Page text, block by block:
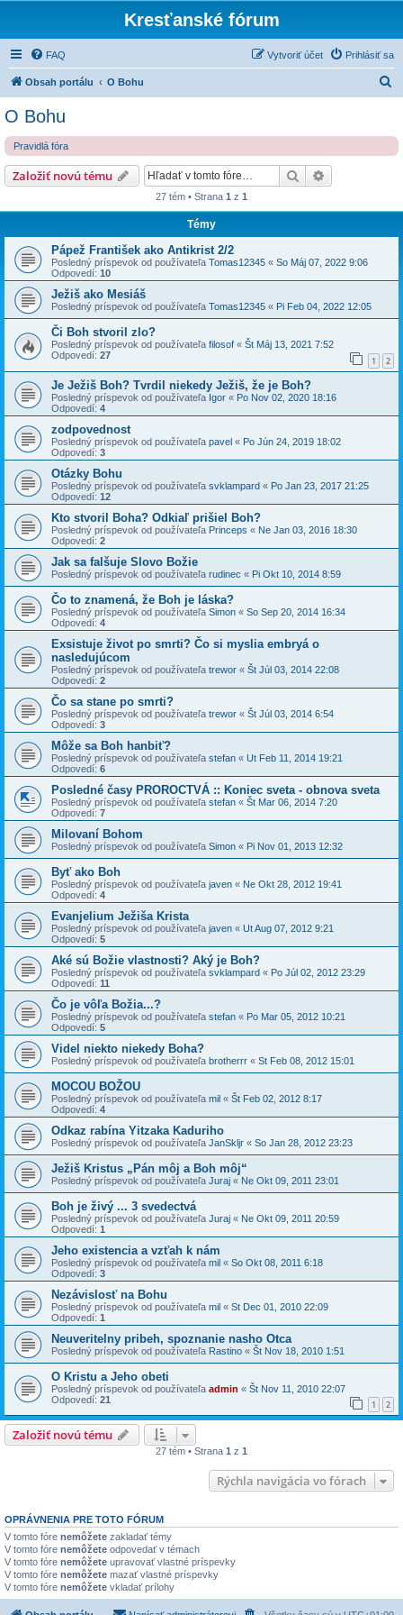
Kresťanské fórum
FAQ Prihlásiť sa
Vytvoriť účet
Obsah portálu O Bohu
O Bohu
Pravidlá fóra
Založiť novú tému Hľadať
27 tém • Strana 1 z 1
Témy
Pápež František ako Antikrist 2/2
Posledný príspevok od používateľa Tomas12345 « So Máj 07, 2022 9:06
Odpovedí: 10
Ježiš ako Mesiáš
Posledný príspevok od používateľa Tomas12345 « Pi Feb 04, 2022 12:05
Či Boh stvoril zlo?
Posledný príspevok od používateľa filosof « Št Máj 13, 2021 7:52
Odpovedí: 27 1 2
Je Ježiš Boh? Tvrdil niekedy Ježiš, že je Boh?
Posledný príspevok od používateľa Igor « Po Nov 02, 2020 18:16
Odpovedí: 4
zodpovednost
Posledný príspevok od používateľa pavel « Po Jún 24, 2019 18:02
Odpovedí: 3
Otázky Bohu
Posledný príspevok od používateľa svklampard « Po Jan 23, 2017 21:25
Odpovedí: 12
Kto stvoril Boha? Odkiaľ prišiel Boh?
Posledný príspevok od používateľa Princeps « Ne Jan 03, 2016 18:30
Odpovedí: 2
Jak sa falšuje Slovo Božie
Posledný príspevok od používateľa rudinec « Pi Okt 10, 2014 8:59
Čo to znamená, že Boh je láska?
Posledný príspevok od používateľa Simon « So Sep 20, 2014 16:34
Odpovedí: 4
Exsistuje život po smrti? Čo si myslia embryá o
nasledujúcom
Posledný príspevok od používateľa trewor « Št Júl 03, 2014 22:08
Odpovedí: 2
Čo sa stane po smrti?
Posledný príspevok od používateľa trewor « Št Júl 03, 2014 6:54
Odpovedí: 3
Môže sa Boh hanbiť?
Posledný príspevok od používateľa stefan « Ut Feb 11, 2014 19:21
Odpovedí: 6
Posledné časy PROROCTVÁ :: Koniec sveta - obnova sveta
Posledný príspevok od používateľa stefan « Št Mar 06, 2014 7:20
Odpovedí: 7
Milovaní Bohom
Posledný príspevok od používateľa Simon « Pi Nov 01, 2013 12:32
Byť ako Boh
Posledný príspevok od používateľa javen « Ne Okt 28, 2012 19:41
Odpovedí: 4
Evanjelium Ježiša Krista
Posledný príspevok od používateľa javen « Ut Aug 07, 2012 9:21
Odpovedí: 5
Aké sú Božie vlastnosti? Aký je Boh?
Posledný príspevok od používateľa svklampard « Po Júl 02, 2012 23:29
Odpovedí: 11
Čo je vôľa Božia...?
Posledný príspevok od používateľa stefan « Po Mar 05, 2012 10:21
Odpovedí: 5
Videl niekto niekedy Boha?
Posledný príspevok od používateľa brotherrr « St Feb 08, 2012 15:01
MOCOU BOŽOU
Posledný príspevok od používateľa mil « Št Feb 02, 2012 8:17
Odpovedí: 4
Odkaz rabína Yitzaka Kaduriho
Posledný príspevok od používateľa JanSkljr « So Jan 28, 2012 23:23
Ježiš Kristus „Pán môj a Boh môj“
Posledný príspevok od používateľa Juraj « Ne Okt 09, 2011 23:01
Boh je živý ... 3 svedectvá
Posledný príspevok od používateľa Juraj « Ne Okt 09, 2011 20:59
Odpovedí: 1
Jeho existencia a vzťah k nám
Posledný príspevok od používateľa mil « So Okt 08, 2011 6:18
Odpovedí: 3
Nezávislosť na Bohu
Posledný príspevok od používateľa mil « St Dec 01, 2010 22:09
Odpovedí: 1
Neuveritelny pribeh, spoznanie nasho Otca
Posledný príspevok od používateľa Rastino « Št Nov 18, 2010 1:51
O Kristu a Jeho obeti
Posledný príspevok od používateľa admin « Št Nov 11, 2010 22:07
Odpovedí: 21 1 2
Založiť novú tému
27 tém • Strana 1 z 1
Rýchla navigácia vo fórach
OPRÁVNENIA PRE TOTO FÓRUM
V tomto fóre nemôžete zakladať témy
V tomto fóre nemôžete odpovedať v témach
V tomto fóre nemôžete upravovať vlastné príspevky
V tomto fóre nemôžete mazať vlastné príspevky
V tomto fóre nemôžete vkladať prílohy